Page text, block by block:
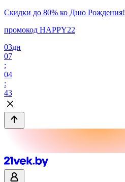
Скидки до 80% ко Дню Рождения!
промокод HAPPY22
03дн
07
:
04
:
43